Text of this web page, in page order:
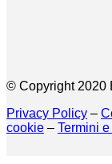
© Copyright 2020
Privacy Policy –
cookie – Termini